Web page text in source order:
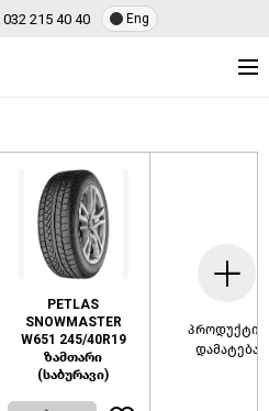
032 215 40 40 Eng
PETLAS
SNOWMASTER
W651 245/40R19
ზამთარი
(საბურავი)
პროდუქტის
დამატება